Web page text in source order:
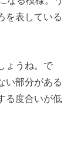
を表している
ょうね。で
い部分がある
る度合いが低